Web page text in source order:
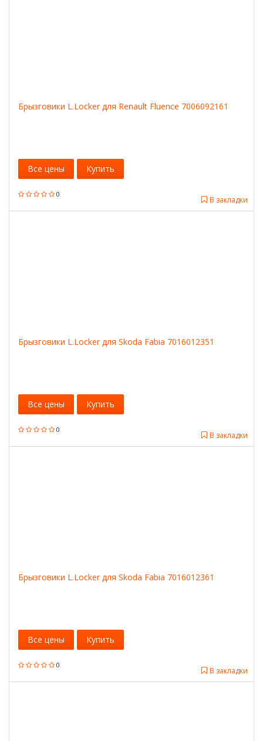
Брызговики L.Locker для Renault Fluence 7006092161
0
В закладки
Все цены Купить
Брызговики L.Locker для Skoda Fabia 7016012351
0
В закладки
Все цены Купить
Брызговики L.Locker для Skoda Fabia 7016012361
0
В закладки
Все цены Купить